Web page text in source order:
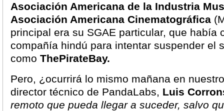
Asociación Americana de la Industria
Asociación Americana Cinematográfica
principal era su SGAE particular, que había
compañía hindú para intentar suspender el
como ThePirateBay.
Pero, ¿ocurrirá lo mismo mañana en
director técnico de PandaLabs, Luis
remoto que pueda llegar a suceder, salvo